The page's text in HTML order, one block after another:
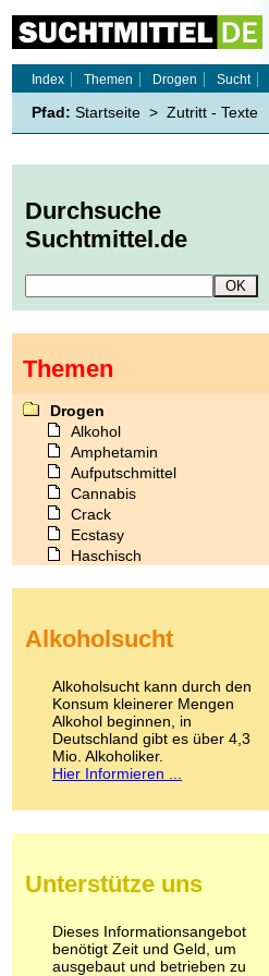
Index
Themen Drogen Sucht
Pfad: Startseite > Zutritt - Texte
Durchsuche
Suchtmittel.de
Themen
Drogen
Alkohol
Amphetamin
Aufputschmittel
Cannabis
Crack
Ecstasy
Haschisch
Kokain
LSD
Marihuana
Medikamente
Meskalin
Metamphetamin
Methadon
Pilze
Psychopharmaka
Schlafmittel
Schmerzmittel
Alkoholsucht
Alkoholsucht kann durch den
Konsum kleinerer Mengen
Alkohol beginnen, in
Deutschland gibt es über 4,3
Mio. Alkoholiker.
Hier Informieren ...
Unterstütze uns
Dieses Informationsangebot
benötigt Zeit und Geld, um
ausgebaut und betrieben zu